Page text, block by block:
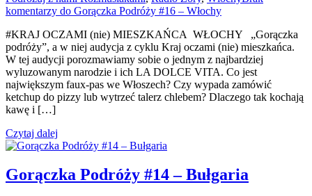
komentarzy do Gorączka Podróży #16 – Włochy
#KRAJ OCZAMI (nie) MIESZKAŃCA WŁOCHY „Gorączka
podróży”, a w niej audycja z cyklu Kraj oczami (nie) mieszkańca.
W tej audycji porozmawiamy sobie o jednym z najbardziej
wyluzowanym narodzie i ich LA DOLCE VITA. Co jest
największym faux-pas we Włoszech? Czy wypada zamówić
ketchup do pizzy lub wytrzeć talerz chlebem? Dlaczego tak kochają
kawę i […]
Czytaj dalej
Gorączka Podróży #14 – Bułgaria